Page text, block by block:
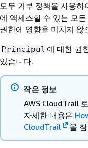
모두 거부 정책을 사용하
에 액세스할 수 있는 모
권한에 영향을 미치지 않
Principal 에 대한 권
있습니다.
작은 정보
AWS CloudTrail
자세한 내용은
CloudTrail
을